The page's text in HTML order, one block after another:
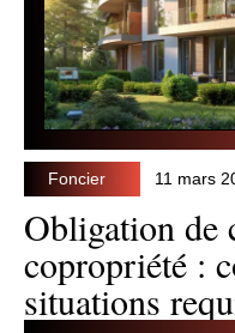
Foncier 11 mars
Obligation de
copropriété :
situations